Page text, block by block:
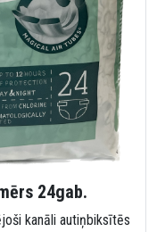
24gab.
kanāli autiņbiksītēs